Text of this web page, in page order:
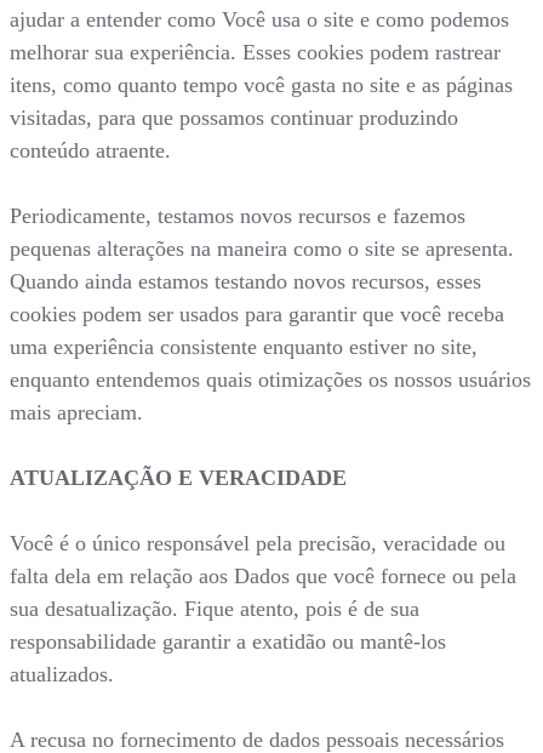
ajudar a entender como Você usa o site e como podemos
melhorar sua experiência. Esses cookies podem rastrear
itens, como quanto tempo você gasta no site e as páginas
visitadas, para que possamos continuar produzindo
conteúdo atraente.
Periodicamente, testamos novos recursos e fazemos
pequenas alterações na maneira como o site se apresenta.
Quando ainda estamos testando novos recursos, esses
cookies podem ser usados para garantir que você receba
uma experiência consistente enquanto estiver no site,
enquanto entendemos quais otimizações os nossos usuários
mais apreciam.
ATUALIZAÇÃO E VERACIDADE
Você é o único responsável pela precisão, veracidade ou
falta dela em relação aos Dados que você fornece ou pela
sua desatualização. Fique atento, pois é de sua
responsabilidade garantir a exatidão ou mantê-los
atualizados.
A recusa no fornecimento de dados pessoais necessários